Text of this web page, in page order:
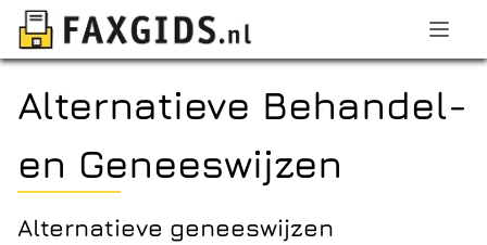
Alternatieve Behandel-
en Geneeswijzen
Alternatieve geneeswijzen